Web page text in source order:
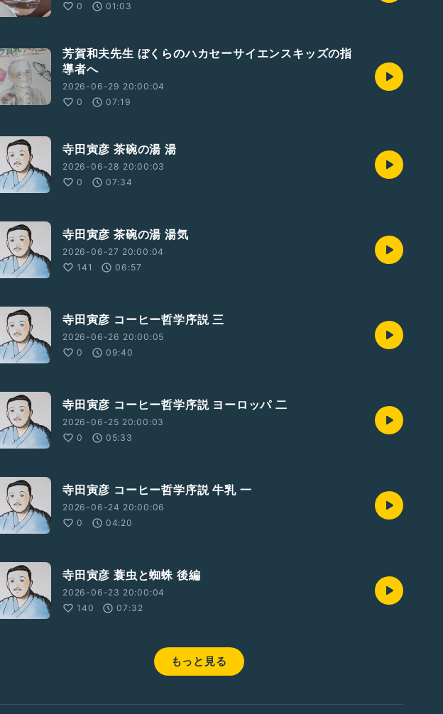
0
01:03
芳賀和夫先生 ぼくらのハカセーサイエンスキッズの指
導者へ
2026-06-29 20:00:04
0
07:19
寺田寅彦 茶碗の湯 湯
2026-06-28 20:00:03
0
07:34
寺田寅彦 茶碗の湯 湯気
2026-06-27 20:00:04
141
06:57
寺田寅彦 コーヒー哲学序説 三
2026-06-26 20:00:05
0
09:40
寺田寅彦 コーヒー哲学序説 ヨーロッパ 二
2026-06-25 20:00:03
0
05:33
寺田寅彦 コーヒー哲学序説 牛乳 一
2026-06-24 20:00:06
0
04:20
寺田寅彦 蓑虫と蜘蛛 後編
2026-06-23 20:00:04
140
07:32
もっと見る